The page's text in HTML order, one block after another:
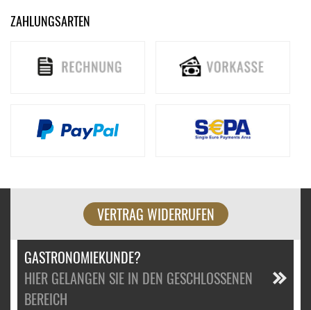
ZAHLUNGSARTEN
VERTRAG WIDERRUFEN
GASTRONOMIEKUNDE?
HIER GELANGEN SIE IN DEN GESCHLOSSENEN
BEREICH